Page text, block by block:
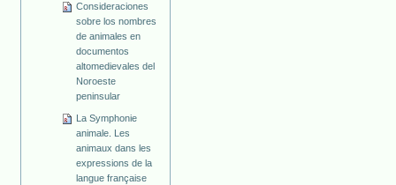
Consideraciones
sobre los nombres
de animales en
documentos
altomedievales del
Noroeste
peninsular
La Symphonie
animale. Les
animaux dans les
expressions de la
langue française